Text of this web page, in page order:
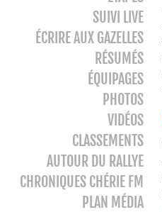
SUIVI LIVE
ÉCRIRE AUX GAZELLES
RÉSUMÉS
ÉQUIPAGES
PHOTOS
VIDÉOS
CLASSEMENTS
AUTOUR DU RALLYE
CHRONIQUES CHÉRIE FM
PLAN MÉDIA